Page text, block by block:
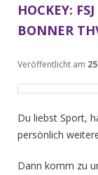
HOCKEY:
BONNER
Veröffentlicht am
Du liebst Sport,
persönlich
Dann komm zu